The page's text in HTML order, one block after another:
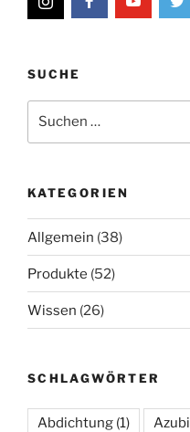
SUCHE
nach:
KATEGORIEN
Allgemein (38)
Produkte (52)
Wissen (26)
SCHLAGWÖRTER
Abdichtung (1) Azubi